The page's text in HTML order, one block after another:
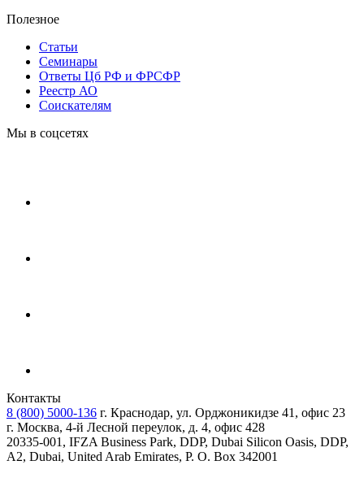
Полезное
Статьи
Cеминары
Ответы Цб РФ и ФРСФР
Реестр АО
Соискателям
Мы в соцсетях
Контакты
8 (800) 5000-136 г. Краснодар, ул. Орджоникидзе 41, офис 23
г. Москва, 4-й Лесной переулок, д. 4, офис 428
20335-001, IFZA Business Park, DDP, Dubai Silicon Oasis, DDP,
A2, Dubai, United Arab Emirates, P. O. Box 342001